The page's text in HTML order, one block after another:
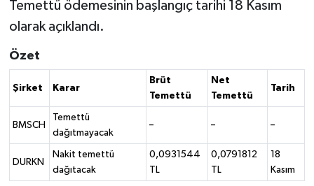
Temettü ödemesinin başlangıç tarihi 18 Kasım
olarak açıklandı.
Özet
Şirket Karar
Brüt
Temettü
Net
Temettü
Tarih
BMSCH
Temettü
dağıtmayacak
– – –
DURKN
Nakit temettü
dağıtacak
0,0931544
TL
0,0791812
TL
18
Kasım